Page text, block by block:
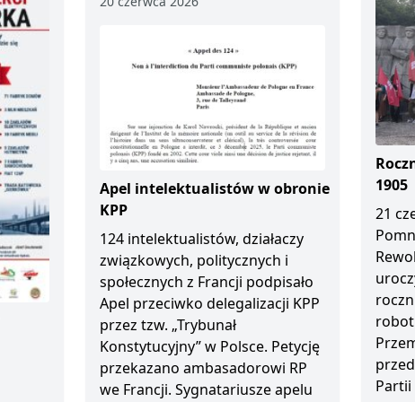
Apel intelektualistów w obronie
KPP
124 intelektualistów, działaczy
związkowych, politycznych i
społecznych z Francji podpisało
Apel przeciwko delegalizacji KPP
przez tzw. „Trybunał
Konstytucyjny” w Polsce. Petycję
przekazano ambasadorowi RP
we Francji. Sygnatariusze apelu
1905
21
Partii